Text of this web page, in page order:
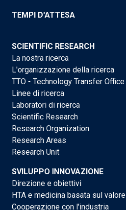
TEMPI D'ATTESA
SCIENTIFIC RESEARCH
La nostra ricerca
L'organizzazione della ricerca
TTO - Technology Transfer Office
Linee di ricerca
Laboratori di ricerca
Scientific Research
Research Organization
Research Areas
Research Unit
SVILUPPO INNOVAZIONE
Direzione e obiettivi
HTA e medicina basata sul valore
Cooperazione con l'industria